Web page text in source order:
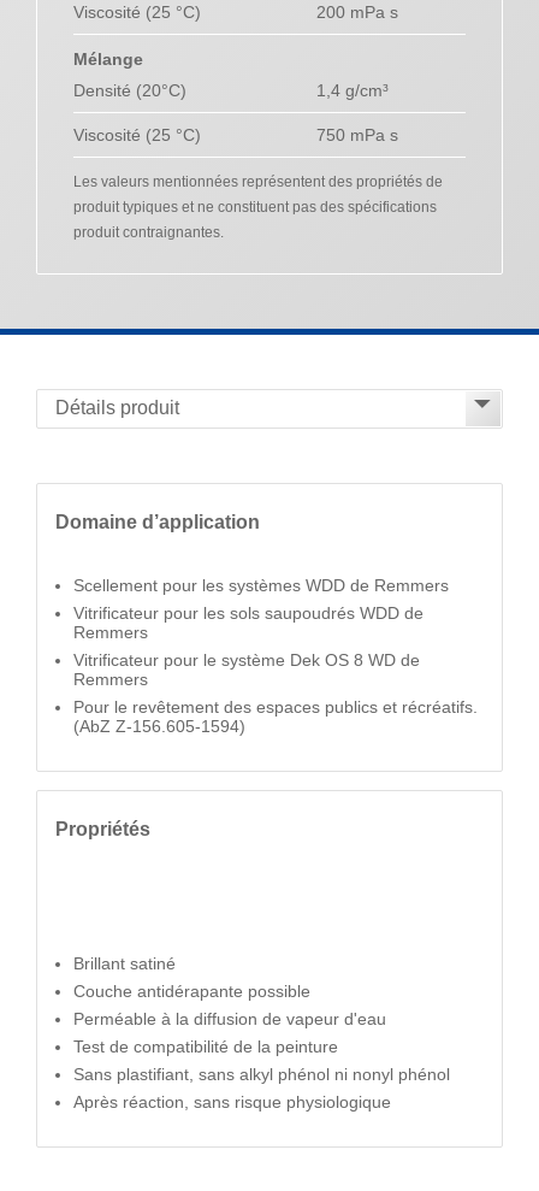
Viscosité (25 °C) 200 mPa s
Mélange
Densité (20°C)
1,4 g/cm³
Viscosité (25 °C) 750 mPa s
Les valeurs mentionnées représentent des propriétés de
produit typiques et ne constituent pas des spécifications
produit contraignantes.
Domaine d’application
Scellement pour les systèmes WDD de Remmers
Vitrificateur pour les sols saupoudrés WDD de
Remmers
Vitrificateur pour le système Dek OS 8 WD de
Remmers
Pour le revêtement des espaces publics et récréatifs.
(AbZ Z-156.605-1594)
Propriétés
Brillant satiné
Couche antidérapante possible
Perméable à la diffusion de vapeur d'eau
Test de compatibilité de la peinture
Sans plastifiant, sans alkyl phénol ni nonyl phénol
Après réaction, sans risque physiologique